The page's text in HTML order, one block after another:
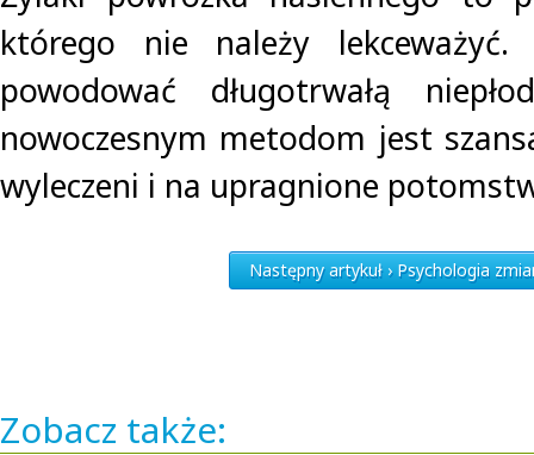
którego nie należy
powodować długotrwałą
nowoczesnym metodom jest
wyleczeni i na upragnione
Następny artykuł › Psychologia
Zobacz także: